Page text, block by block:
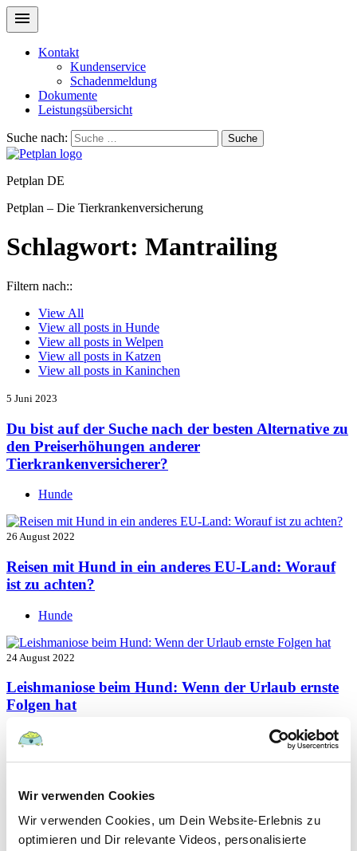
Wir verwenden Cookies
Wir verwenden Cookies, um Dein Website-Erlebnis zu
optimieren und Dir relevante Videos, personalisierte
Kontakt
Kundenservice
Schadenmeldung
Dokumente
Leistungsübersicht
Suche nach: Suche
Petplan DE
Petplan – Die Tierkrankenversicherung
Schlagwort: Mantrailing
Filtern nach::
View All
View all posts in Hunde
View all posts in Welpen
View all posts in Katzen
View all posts in Kaninchen
5 Juni 2023
Du bist auf der Suche nach der besten Alternative zu
den Preiserhöhungen anderer
Tierkrankenversicherer?
Hunde
26 August 2022
Reisen mit Hund in ein anderes EU-Land: Worauf
ist zu achten?
Hunde
24 August 2022
Leishmaniose beim Hund: Wenn der Urlaub ernste
Folgen hat
Hunde
22 August 2022
Hundefutter und Wasser im Urlaub: Worauf sollte
besonders geachtet werden?